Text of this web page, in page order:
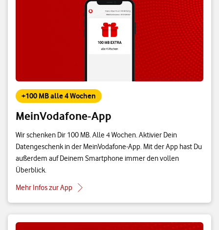
+100 MB alle 4 Wochen
MeinVodafone-App
Wir schenken Dir 100 MB. Alle 4 Wochen. Aktivier Dein
Datengeschenk in der MeinVodafone-App. Mit der App hast Du
außerdem auf Deinem Smartphone immer den vollen
Überblick.
Mehr Infos zur App